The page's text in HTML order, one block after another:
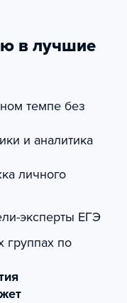
в лучшие
темпе без
и аналитика
личного
эксперты ЕГЭ
группах по